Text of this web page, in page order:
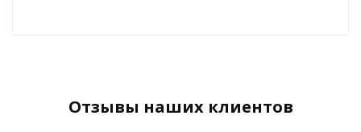
Отзывы наших клиентов